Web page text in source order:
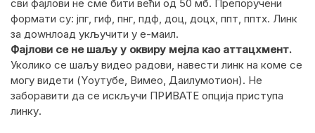
сви фајлови не сме бити већи од 50 мб. Препоручени
формати су: јпг, гиф, пнг, пдф, доц, доцx, ппт, пптx. Линк
за доwнлоад укључити у е-маил.
Фајлови се не шаљу у оквиру мејла као аттацхмент.
Уколико се шаљу видео радови, навести линк на коме се
могу видети (Yоутубе, Вимео, Даилyмотион). Не
заборавити да се искључи ПРИВАТЕ опција приступа
линку.